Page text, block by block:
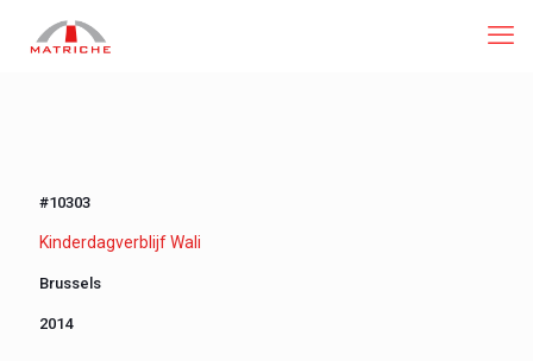
#10303
Kinderdagverblijf Wali
Brussels
2014